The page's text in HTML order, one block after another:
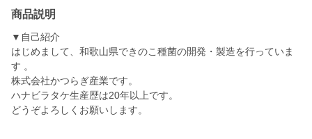
商品説明
▼自己紹介
はじめまして、和歌山県できのこ種菌の開発・製造を行っていま
す 。
株式会社かつらぎ産業です。
ハナビラタケ生産歴は20年以上です。
どうぞよろしくお願いします。